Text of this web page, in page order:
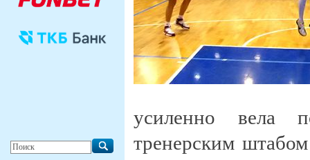
усиленно вела
тренерским